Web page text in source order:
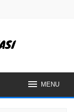
MENU